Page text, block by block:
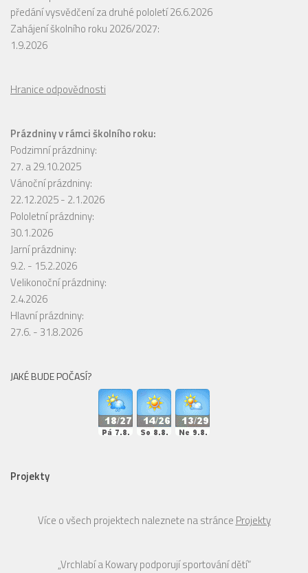
předání vysvědčení za druhé pololetí 26.6.2026
Zahájení školního roku 2026/2027:
1.9.2026
Hranice odpovědnosti
Prázdniny v rámci školního roku:
Podzimní prázdniny:
27. a 29.10.2025
Vánoční prázdniny:
22.12.2025 - 2.1.2026
Pololetní prázdniny:
30.1.2026
Jarní prázdniny:
9.2. - 15.2.2026
Velikonoční prázdniny:
2.4.2026
Hlavní prázdniny:
27.6. - 31.8.2026
JAKÉ BUDE POČASÍ?
Projekty
Více o všech projektech naleznete na stránce Projekty
„Vrchlabí a Kowary podporují sportování dětí“